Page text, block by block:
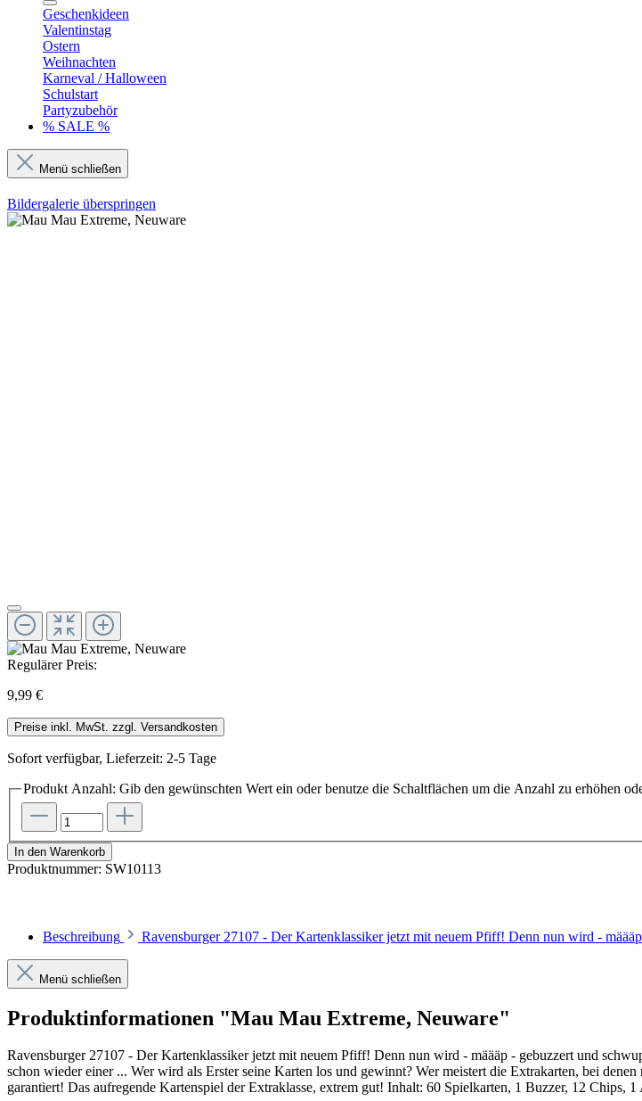
Geschenkideen
Valentinstag
Ostern
Weihnachten
Karneval / Halloween
Schulstart
Partyzubehör
% SALE %
Menü schließen
Bildergalerie überspringen
Regulärer Preis:
9,99 €
Preise inkl. MwSt. zzgl. Versandkosten
Sofort verfügbar, Lieferzeit: 2-5 Tage
Produkt Anzahl: Gib den gewünschten Wert ein oder benutze die Schaltflächen um die Anzahl zu erhöhen
In den Warenkorb
Produktnummer: SW10113
Beschreibung Ravensburger 27107 - Der Kartenklassiker jetzt mit neuem Pfiff! Denn nun wird -
Menü schließen
Produktinformationen "Mau Mau Extreme, Neuware"
Ravensburger 27107 - Der Kartenklassiker jetzt mit neuem Pfiff! Denn nun wird - määäp - gebuzzert und
schon wieder einer ... Wer wird als Erster seine Karten los und gewinnt? Wer meistert die Extrakarten, bei
garantiert! Das aufregende Kartenspiel der Extraklasse, extrem gut! Inhalt: 60 Spielkarten, 1 Buzzer, 12 Chips,